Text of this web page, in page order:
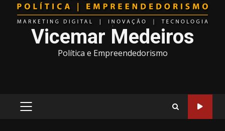
Vicemar Medeiros
Política e Empreendedorismo
PRIMARY